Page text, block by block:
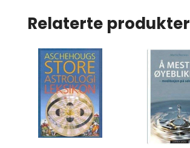
Relaterte produkter